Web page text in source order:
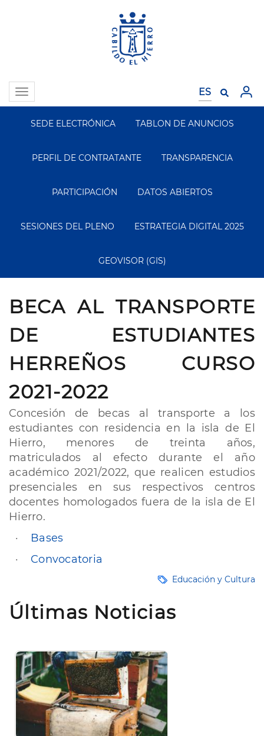
Toggle
navigation
Segundo
Menu
SEDE ELECTRÓNICA TABLON DE ANUNCIOS
PERFIL DE CONTRATANTE TRANSPARENCIA
PARTICIPACIÓN DATOS ABIERTOS
SESIONES DEL PLENO ESTRATEGIA DIGITAL 2025
GEOVISOR (GIS)
BECA AL TRANSPORTE
DE ESTUDIANTES
HERREÑOS CURSO
2021-2022
Concesión de becas al transporte a los
estudiantes con residencia en la isla de El
Hierro, menores de treinta años,
matriculados al efecto durante el año
académico 2021/2022, que realicen estudios
presenciales en sus respectivos centros
docentes homologados fuera de la isla de El
Hierro.
· Bases
· Convocatoria
Educación y Cultura
Últimas Noticias